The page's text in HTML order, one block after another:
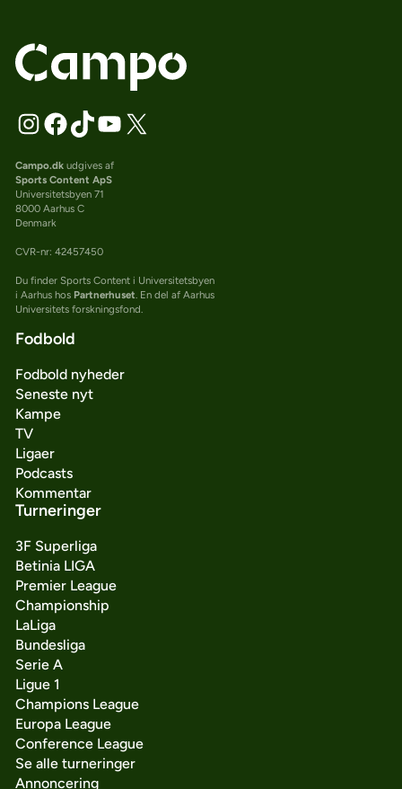
Campo.dkudgives af
Sports Content ApS
Universitetsbyen 71
8000 Aarhus C
Denmark
CVR-nr: 42457450
Du finder Sports Content i Universitetsbyen
i Aarhus hos Partnerhuset . En del af Aarhus
Universitets forskningsfond.
Fodbold
Fodbold nyheder
Seneste nyt
Kampe
TV
Ligaer
Podcasts
Kommentar
Turneringer
3F Superliga
Betinia LIGA
Premier League
Championship
LaLiga
Bundesliga
Serie A
Ligue 1
Champions League
Europa League
Conference League
Se alle turneringer
Annoncering